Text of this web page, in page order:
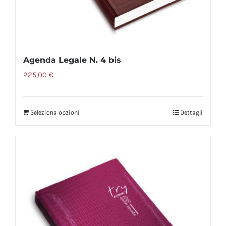
prodotto
Agenda Legale N. 4 bis
225,00 €
Seleziona opzioni Dettagli